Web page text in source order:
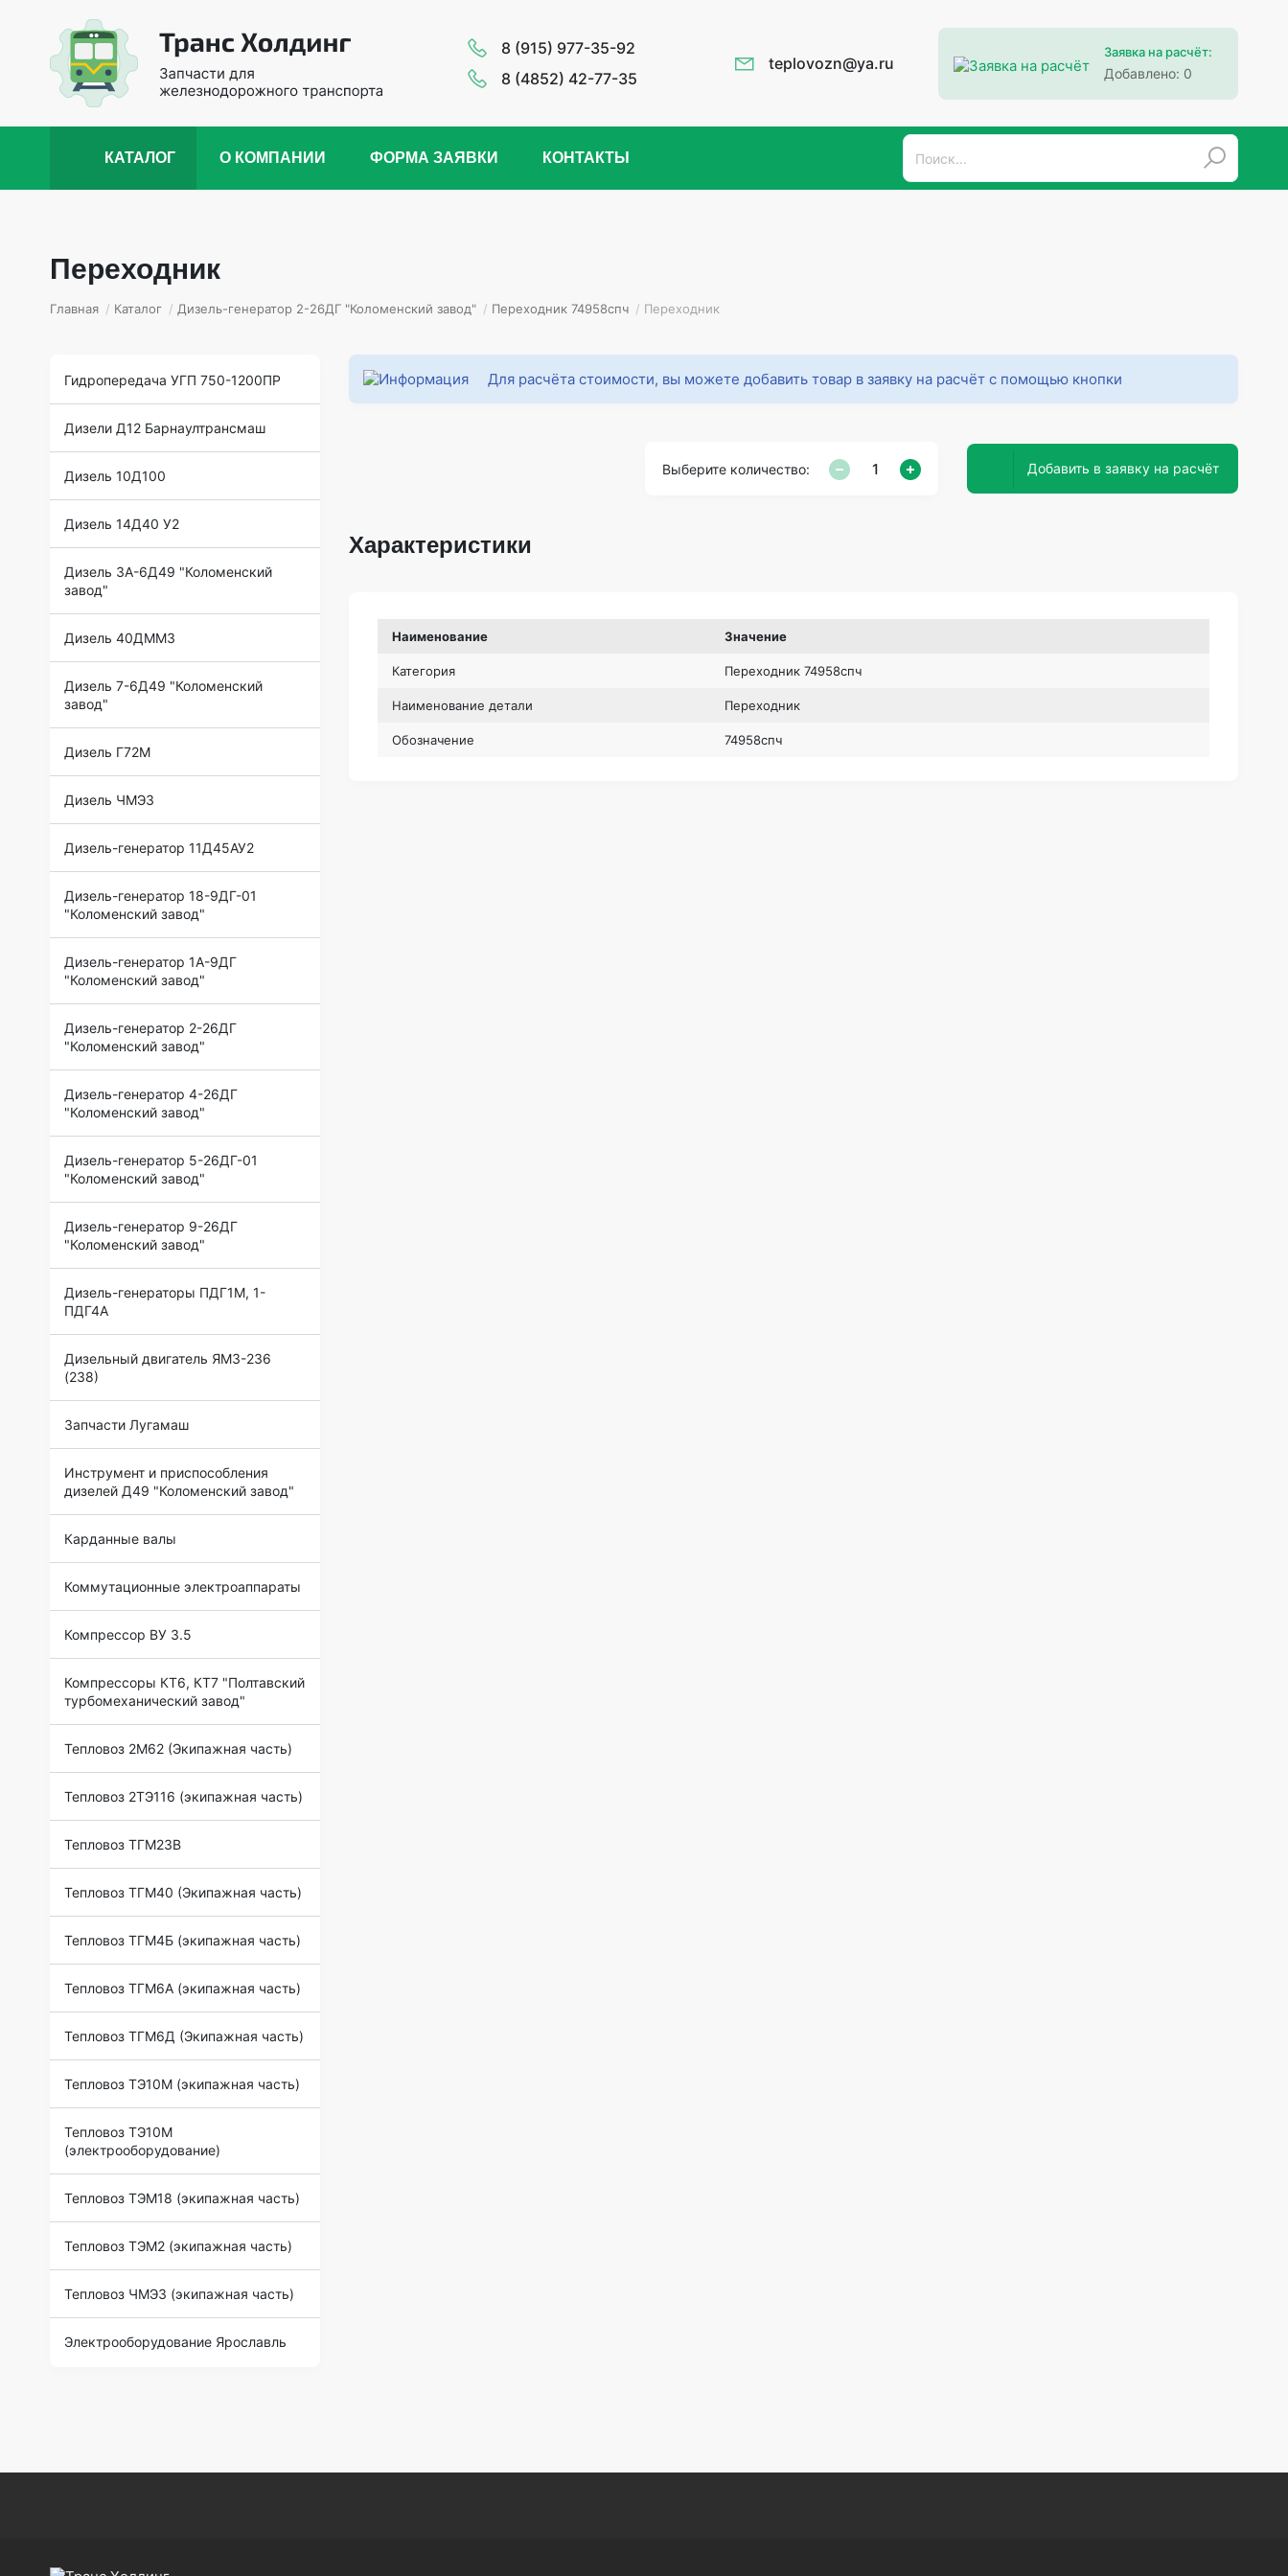
8 (915) 977-35-92
8 (4852) 42-77-35
teplovozn@ya.ru
Заявка на расчёт:
Добавлено: 0
КАТАЛОГ О КОМПАНИИ ФОРМА ЗАЯВКИ КОНТАКТЫ
Переходник
Главная / Каталог / Дизель-генератор 2-26ДГ "Коломенский завод" / Переходник 74958спч / Переходник
Гидропередача УГП 750-1200ПР
Дизели Д12 Барнаултрансмаш
Дизель 10Д100
Дизель 14Д40 У2
Дизель 3А-6Д49 "Коломенский
завод"
Дизель 40ДММЗ
Дизель 7-6Д49 "Коломенский
завод"
Дизель Г72М
Дизель ЧМЭ3
Дизель-генератор 11Д45АУ2
Дизель-генератор 18-9ДГ-01
"Коломенский завод"
Дизель-генератор 1А-9ДГ
"Коломенский завод"
Дизель-генератор 2-26ДГ
"Коломенский завод"
Дизель-генератор 4-26ДГ
"Коломенский завод"
Дизель-генератор 5-26ДГ-01
"Коломенский завод"
Дизель-генератор 9-26ДГ
"Коломенский завод"
Дизель-генераторы ПДГ1М, 1-
ПДГ4А
Дизельный двигатель ЯМЗ-236
(238)
Запчасти Лугамаш
Инструмент и приспособления
дизелей Д49 "Коломенский завод"
Карданные валы
Коммутационные электроаппараты
Компрессор ВУ 3.5
Компрессоры КТ6, КТ7 "Полтавский
турбомеханический завод"
Тепловоз 2М62 (Экипажная часть)
Тепловоз 2ТЭ116 (экипажная часть)
Тепловоз ТГМ23В
Тепловоз ТГМ40 (Экипажная часть)
Тепловоз ТГМ4Б (экипажная часть)
Тепловоз ТГМ6А (экипажная часть)
Тепловоз ТГМ6Д (Экипажная часть)
Тепловоз ТЭ10М (экипажная часть)
Тепловоз ТЭ10М
(электрооборудование)
Тепловоз ТЭМ18 (экипажная часть)
Тепловоз ТЭМ2 (экипажная часть)
Тепловоз ЧМЭ3 (экипажная часть)
Электрооборудование Ярославль
Для расчёта стоимости, вы можете добавить товар в заявку на расчёт с помощью кнопки
Выберите количество: Добавить в заявку на расчёт
Характеристики
Наименование Значение
Категория Переходник 74958спч
Наименование детали Переходник
Обозначение 74958спч